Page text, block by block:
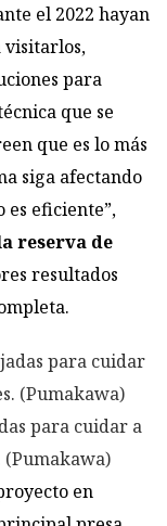
el 2022 hayan
visitarlos,
para
que se
que es lo más
siga afectando
es eficiente”,
reserva de
resultados
para cuidar a
(Pumakawa)
en